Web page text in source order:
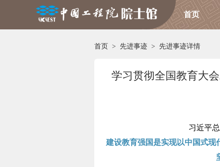
首页
首页 > 先进事迹 > 先进事迹详情
学习贯彻全国教育大
习近平
建设教育强国是实现以中国式现